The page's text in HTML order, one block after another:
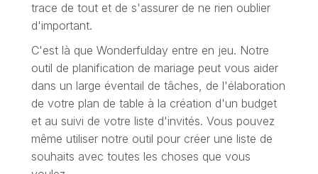
trace de tout et de s'assurer de ne rien oublier
d'important.
C'est là que Wonderfulday entre en jeu. Notre
outil de planification de mariage peut vous aider
dans un large éventail de tâches, de l'élaboration
de votre plan de table à la création d'un budget
et au suivi de votre liste d'invités. Vous pouvez
même utiliser notre outil pour créer une liste de
souhaits avec toutes les choses que vous